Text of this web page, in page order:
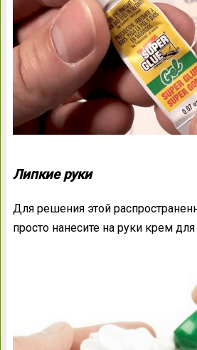
Липкие руки
Для решения этой
просто нанесите на руки крем